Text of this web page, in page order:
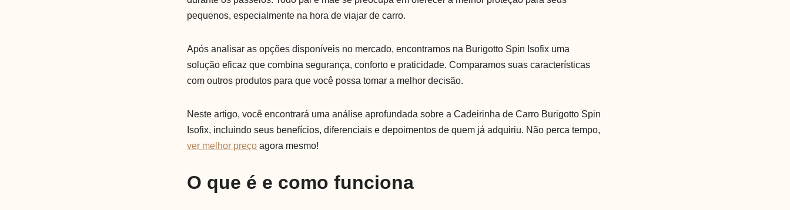
pequenos, especialmente na hora de viajar de carro.
Após analisar as opções disponíveis no mercado, encontramos na Burigotto Spin Isofix uma
solução eficaz que combina segurança, conforto e praticidade. Comparamos suas características
com outros produtos para que você possa tomar a melhor decisão.
Neste artigo, você encontrará uma análise aprofundada sobre a Cadeirinha de Carro Burigotto Spin
Isofix, incluindo seus benefícios, diferenciais e depoimentos de quem já adquiriu. Não perca tempo,
ver melhor preço agora mesmo!
O que é e como funciona